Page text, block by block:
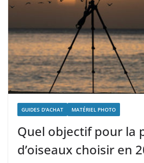
GUIDES D'ACHAT MATÉRIEL PHOTO
Quel objectif pour la
d’oiseaux choisir en